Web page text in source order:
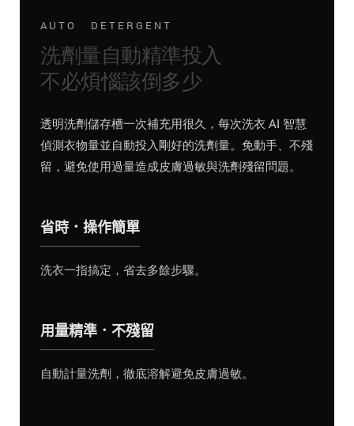
AUTO DETERGENT
洗劑量自動精準投入
不必煩惱該倒多少
透明洗劑儲存槽一次補充用很久，每次洗衣 AI 智慧
偵測衣物量並自動投入剛好的洗劑量。免動手、不殘
留，避免使用過量造成皮膚過敏與洗劑殘留問題。
省時．操作簡單
洗衣一指搞定，省去多餘步驟。
用量精準．不殘留
自動計量洗劑，徹底溶解避免皮膚過敏。